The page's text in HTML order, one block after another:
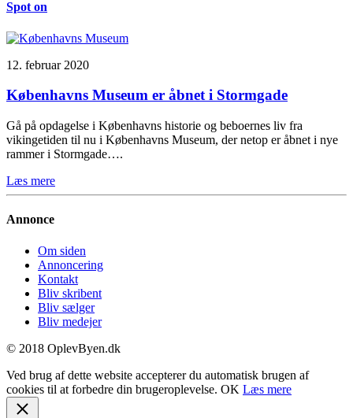
Spot on
12. februar 2020
Københavns Museum er åbnet i Stormgade
Gå på opdagelse i Københavns historie og beboernes liv fra
vikingetiden til nu i Københavns Museum, der netop er åbnet i nye
rammer i Stormgade….
Læs mere
Annonce
Om siden
Annoncering
Kontakt
Bliv skribent
Bliv sælger
Bliv medejer
© 2018 OplevByen.dk
Ved brug af dette website accepterer du automatisk brugen af
cookies til at forbedre din brugeroplevelse. OK Læs mere